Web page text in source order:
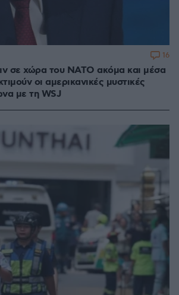
σε χώρα του ΝΑΤΟ ακόμα και μέσα
οι αμερικανικές μυστικές
με τη WSJ
16